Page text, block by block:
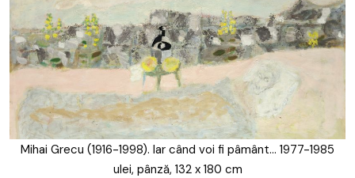
Mihai Grecu (1916-1998). Iar când voi fi pâmânt… 1977-1985
ulei, pânză, 132 x 180 cm